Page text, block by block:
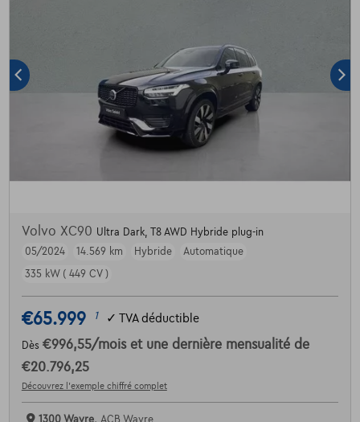
Volvo XC90 Ultra Dark, T8 AWD Hybride plug-in
05/2024
14.569 km Hybride
Automatique
335 kW ( 449 CV )
€65.999 1 ✓ TVA déductible
Dès €996,55/mois et une dernière mensualité de
€20.796,25
Découvrez l’exemple chiffré complet
1300 Wavre, ACB Wavre